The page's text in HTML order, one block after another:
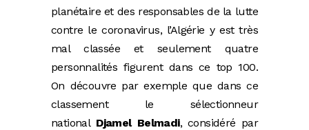
planétaire et des responsables de la lutte
contre le coronavirus, l’Algérie y est très
mal classée et seulement quatre
personnalités figurent dans ce top 100.
On découvre par exemple que dans ce
classement le sélectionneur
national Djamel Belmadi, considéré par